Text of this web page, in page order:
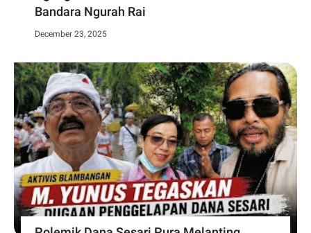
Bandara Ngurah Rai
December 23, 2025